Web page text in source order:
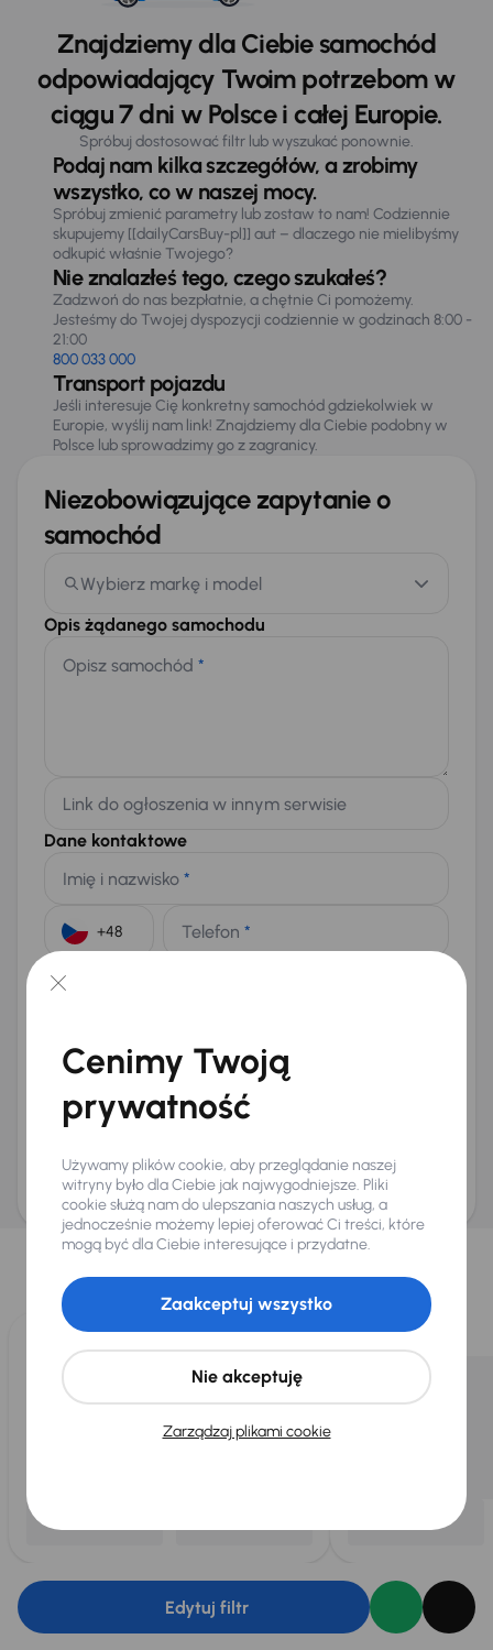
Znajdziemy dla Ciebie samochód
odpowiadający Twoim potrzebom w
ciągu 7 dni w Polsce i całej Europie.
Spróbuj dostosować filtr lub wyszukać ponownie.
Podaj nam kilka szczegółów, a zrobimy
wszystko, co w naszej mocy.
Spróbuj zmienić parametry lub zostaw to nam! Codziennie
skupujemy [[dailyCarsBuy-pl]] aut – dlaczego nie mielibyśmy
odkupić właśnie Twojego?
Nie znalazłeś tego, czego szukałeś?
Zadzwoń do nas bezpłatnie, a chętnie Ci pomożemy.
Jesteśmy do Twojej dyspozycji codziennie w godzinach 8:00 -
21:00
800 033 000
Transport pojazdu
Jeśli interesuje Cię konkretny samochód gdziekolwiek w
Europie, wyślij nam link! Znajdziemy dla Ciebie podobny w
Polsce lub sprowadzimy go z zagranicy.
Niezobowiązujące zapytanie o
samochód
Wybierz markę i model
Opis żądanego samochodu
Opisz samochód *
Link do ogłoszenia w innym serwisie
Dane kontaktowe
Imię i nazwisko *
Telefon *
E-mail
Na numer telefonu (opcjonalnie)
Wyślij zapytanie
ani zagwarantowaną dostępnością pojazdu. AURES Holdings a.s., z siedzibą
Dopraváků 874/15, Čimice, 184 00 Praga 8, będzie przechowywać i przetwarzać
Twoje dane osobowe zgodnie z zasadami ochrony i przetwarzaniadanych
osobowych
Wybraliśmy dla Ciebie
Wybieramy dla Ciebienajlepsze pojazdyz naszej oferty. Kupimy
dla Ciebiedo 400 pojazdówkażdego dnia.
Edytuj filtr
Cenimy Twoją
prywatność
Używamy plików cookie, aby przeglądanie naszej
witryny było dla Ciebie jak najwygodniejsze. Pliki
cookie służą nam do ulepszania naszych usług, a
jednocześnie możemy lepiej oferować Ci treści, które
mogą być dla Ciebie interesujące i przydatne.
Zarządzaj plikami cookie
Nie akceptuję
Zaakceptuj wszystko